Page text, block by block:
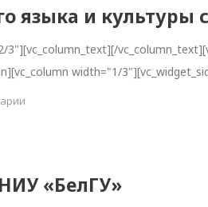
языка и культуры
3"][vc_column_text][/
width="1/
«БелГУ»